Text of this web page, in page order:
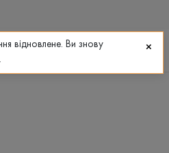
0
відновлене. Ви знову